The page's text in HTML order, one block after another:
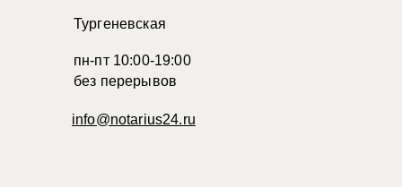
Тургеневская
пн-пт 10:00-19:00
без перерывов
info@notarius24.ru